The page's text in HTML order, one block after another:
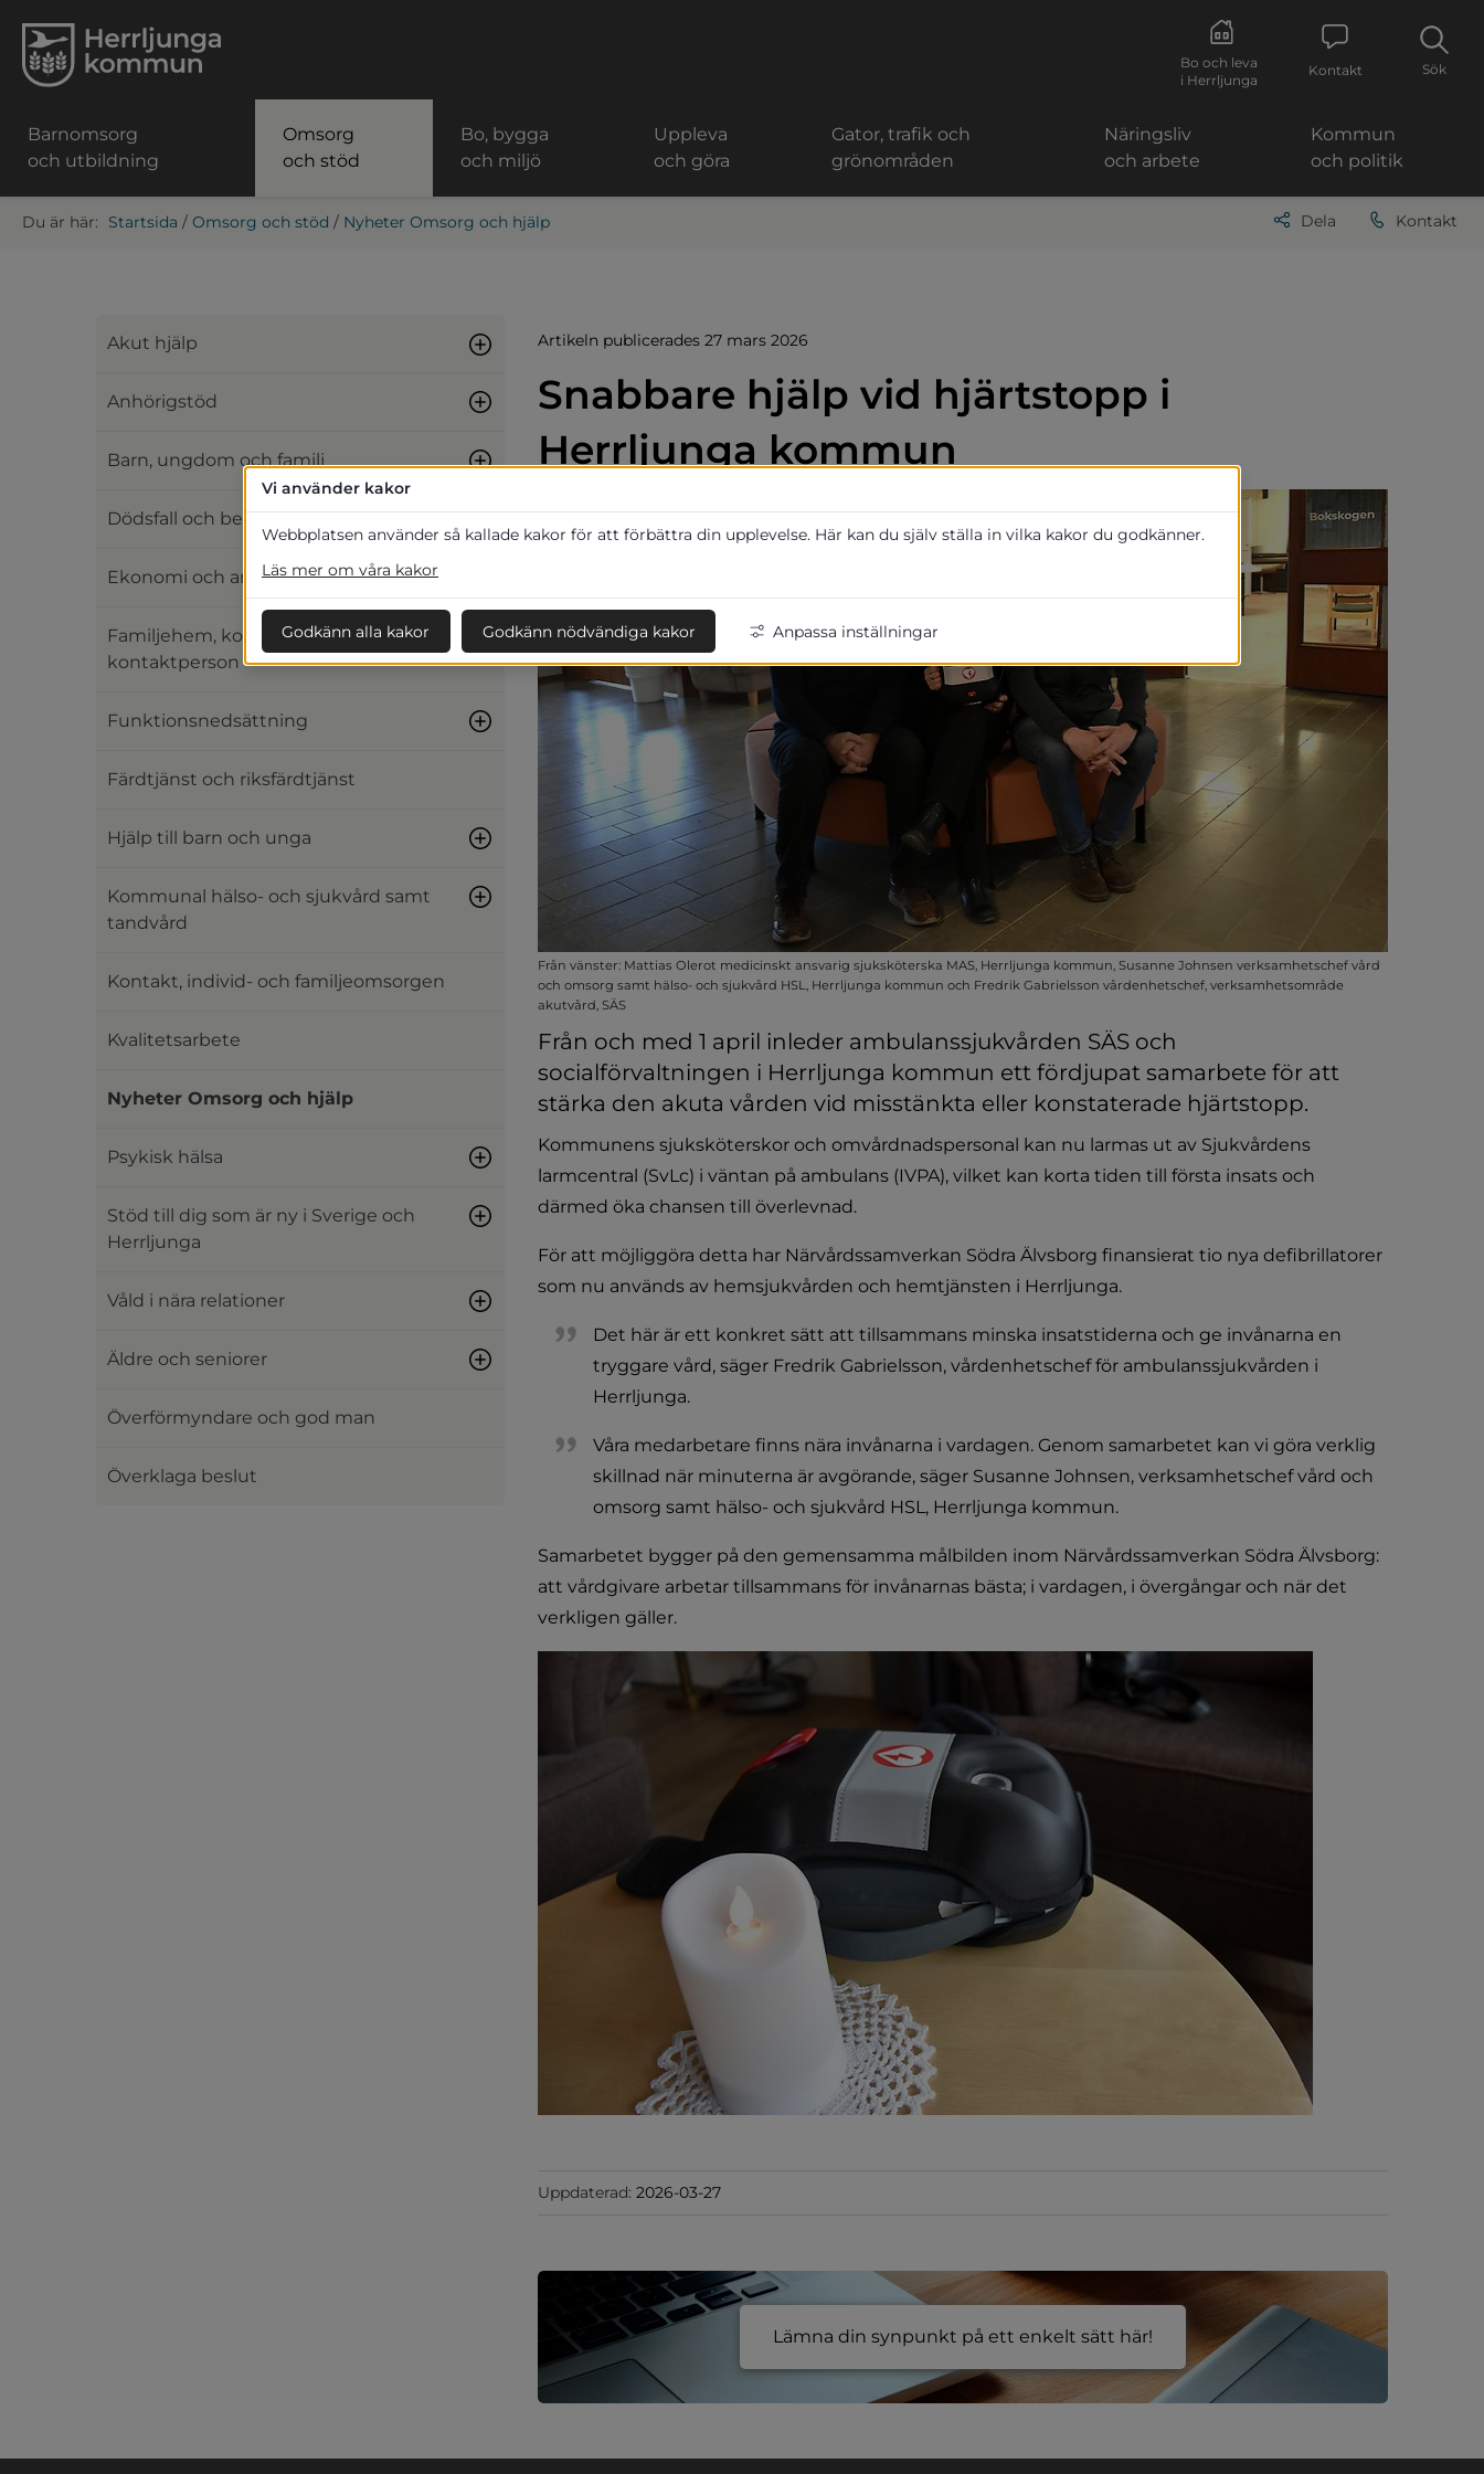
Bo och leva
i Herrljunga
Kontakt Sök
Barnomsorg
och utbildning
Omsorg
och stöd
Bo, bygga
och miljö
Uppleva
och göra
Gator, trafik och
grönområden
Näringsliv
och arbete
Kommun
och politik
Startsida / Omsorg och stöd / Nyheter Omsorg och hjälp Dela Kontakt
Akut hjälp
Anhörigstöd
Barn, ungdom och familj
Dödsfall och begravning
Ekonomi och arbete
Familjehem, kontaktfamilj och
kontaktperson
Funktionsnedsättning
Färdtjänst och riksfärdtjänst
Hjälp till barn och unga
Kommunal hälso- och sjukvård samt
tandvård
Kontakt, individ- och familjeomsorgen
Kvalitetsarbete
Nyheter Omsorg och hjälp
Psykisk hälsa
Stöd till dig som är ny i Sverige och
Herrljunga
Våld i nära relationer
Äldre och seniorer
Överförmyndare och god man
Överklaga beslut
Artikeln publicerades 27 mars 2026
Snabbare hjälp vid hjärtstopp i
Herrljunga kommun
Från vänster: Mattias Olerot medicinskt ansvarig sjuksköterska MAS, Herrljunga kommun, Susanne Johnsen verksamhetschef vård
och omsorg samt hälso- och sjukvård HSL, Herrljunga kommun och Fredrik Gabrielsson vårdenhetschef, verksamhetsområde
akutvård, SÄS
Från och med 1 april inleder ambulanssjukvården SÄS och
socialförvaltningen i Herrljunga kommun ett fördjupat samarbete för att
stärka den akuta vården vid misstänkta eller konstaterade hjärtstopp.
Kommunens sjuksköterskor och omvårdnadspersonal kan nu larmas ut av Sjukvårdens
larmcentral (SvLc) i väntan på ambulans (IVPA), vilket kan korta tiden till första insats och
därmed öka chansen till överlevnad.
För att möjliggöra detta har Närvårdssamverkan Södra Älvsborg finansierat tio nya defibrillatorer
som nu används av hemsjukvården och hemtjänsten i Herrljunga.
Det här är ett konkret sätt att tillsammans minska insatstiderna och ge invånarna en
tryggare vård, säger Fredrik Gabrielsson, vårdenhetschef för ambulanssjukvården i
Herrljunga.
Våra medarbetare finns nära invånarna i vardagen. Genom samarbetet kan vi göra verklig
skillnad när minuterna är avgörande, säger Susanne Johnsen, verksamhetschef vård och
omsorg samt hälso- och sjukvård HSL, Herrljunga kommun.
Samarbetet bygger på den gemensamma målbilden inom Närvårdssamverkan Södra Älvsborg:
att vårdgivare arbetar tillsammans för invånarnas bästa; i vardagen, i övergångar och när det
verkligen gäller.
Uppdaterad: 2026-03-27
Lämna din synpunkt på ett enkelt sätt här!
Vi använder kakor
Webbplatsen använder så kallade kakor för att förbättra din upplevelse. Här kan du själv ställa in vilka kakor du godkänner.
Läs mer om våra kakor
Godkänn alla kakor Godkänn nödvändiga kakor Anpassa inställningar